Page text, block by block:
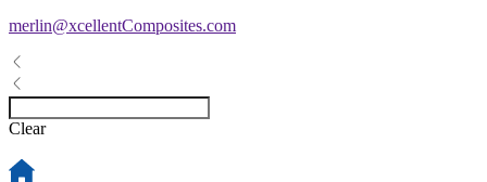
merlin@xcellentComposites.com
Clear